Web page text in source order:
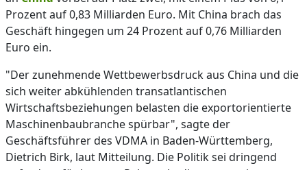
Prozent auf 0,83 Milliarden Euro. Mit China brach das
Geschäft hingegen um 24 Prozent auf 0,76 Milliarden
Euro ein.
"Der zunehmende Wettbewerbsdruck aus China und die
sich weiter abkühlenden transatlantischen
Wirtschaftsbeziehungen belasten die exportorientierte
Maschinenbaubranche spürbar", sagte der
Geschäftsführer des VDMA in Baden-Württemberg,
Dietrich Birk, laut Mitteilung. Die Politik sei dringend